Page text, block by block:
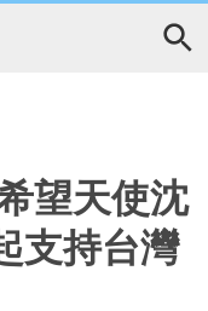
望天使沈
支持台灣